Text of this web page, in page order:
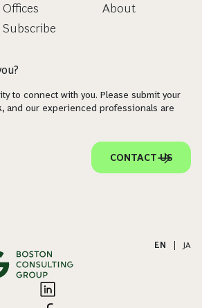
Offices
Subscribe
About
to connect with you. Please submit your
and our experienced professionals are
CONTACT US
EN JA